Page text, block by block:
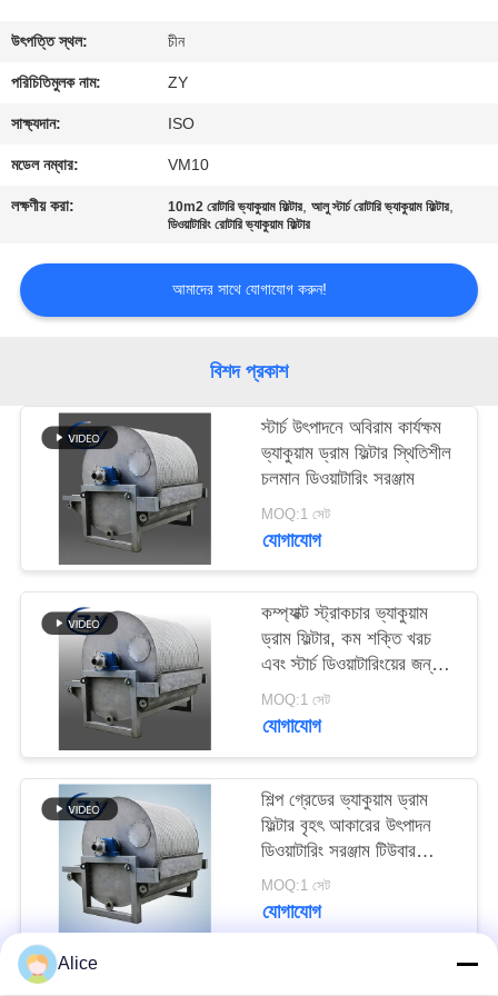
যোগাযোগ
করুন
খবর
উদ্ধৃতির
জন্য
সাইট
ম্যাপ
PRIVACY
POLICY
উৎপত্তি স্থল: চীন
পরিচিতিমুলক নাম: ZY
সাক্ষ্যদান: ISO
মডেল নম্বার: VM10
লক্ষণীয় করা: 10m2 রোটারি ভ্যাকুয়াম ফিল্টার,আলু স্টার্চ রোটারি ভ্যাকুয়াম ফিল্টার,
ডিওয়াটারিং রোটারি ভ্যাকুয়াম ফিল্টার
আমাদের সাথে যোগাযোগ করুন!
বিশদ প্রকাশ
স্টার্চ উৎপাদনে অবিরাম কার্যক্ষম
ভ্যাকুয়াম ড্রাম ফিল্টার স্থিতিশীল
চলমান ডিওয়াটারিং সরঞ্জাম
MOQ:1 সেট
যোগাযোগ
কম্প্যাক্ট স্ট্রাকচার ভ্যাকুয়াম
ড্রাম ফিল্টার, কম শক্তি খরচ
এবং স্টার্চ ডিওয়াটারিংয়ের জন্য
স্টেইনলেস স্টিল SS304
MOQ:1 সেট
যোগাযোগ
শিল্প গ্রেডের ভ্যাকুয়াম ড্রাম
ফিল্টার বৃহৎ আকারের উৎপাদন
ডিওয়াটারিং সরঞ্জাম টিউবার
স্টার্চের জন্য
MOQ:1 সেট
যোগাযোগ
Alice